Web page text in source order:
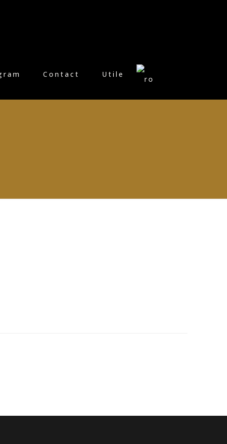
Contact Utile